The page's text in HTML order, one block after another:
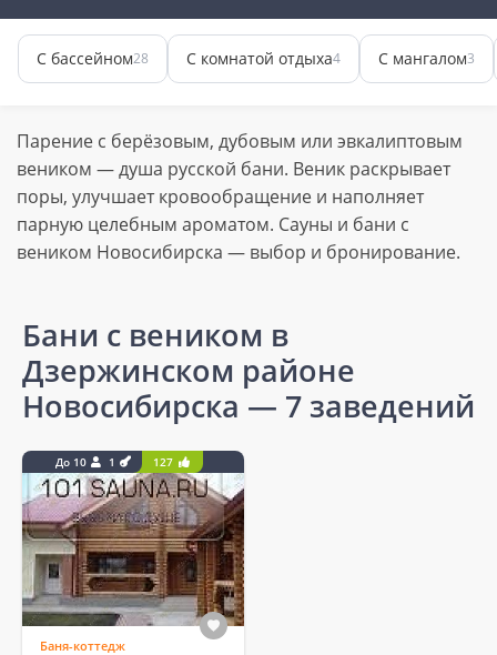
С бассейном28 С комнатой отдыха4 С мангалом3
Парение с берёзовым, дубовым или эвкалиптовым
веником — душа русской бани. Веник раскрывает
поры, улучшает кровообращение и наполняет
парную целебным ароматом. Сауны и бани с
веником Новосибирска — выбор и бронирование.
Бани с веником в
Дзержинском районе
Новосибирска — 7 заведений
До 10 1 127
Баня-коттедж